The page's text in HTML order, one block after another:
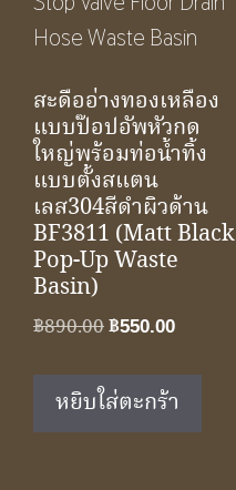
สะดืออ่างทองเหลือง
แบบป๊อปอัพหัวกด
ใหญ่พร้อมท่อน้ำทิ้ง
แบบตั้งสแตน
เลส304สีดำผิวด้าน
BF3811 (Matt Black
Pop-Up Waste
Basin)
฿890.00Original
was:
฿890.00.
฿550.00Current
฿550.00.
หยิบใส่ตะกร้า